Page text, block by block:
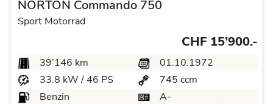
NORTON Commando 750
Sport Motorrad
CHF 15’900.-
39’146 km
01.10.1972
33.8 kW / 46 PS
745 ccm
Benzin
A-